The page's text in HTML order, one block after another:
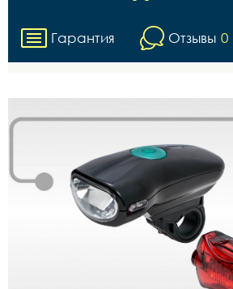
Гарантия Отзывы 0